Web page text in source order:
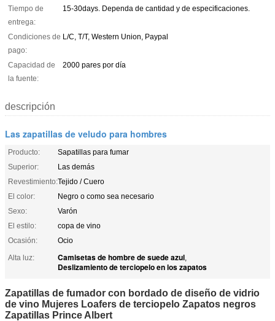
Tiempo de
entrega:
15-30days. Dependa de cantidad y de especificaciones.
Condiciones de
pago:
L/C, T/T, Western Union, Paypal
Capacidad de
la fuente:
2000 pares por día
descripción
Las zapatillas de veludo para hombres
Producto:
Sapatillas para fumar
Superior:
Las demás
Revestimiento:Tejido / Cuero
El color:
Negro o como sea necesario
Sexo:
Varón
El estilo:
copa de vino
Ocasión:
Ocio
Alta luz:
Camisetas de hombre de suede azul,
Deslizamiento de terciopelo en los zapatos
Zapatillas de fumador con bordado de diseño de vidrio
de vino Mujeres Loafers de terciopelo Zapatos negros
Zapatillas Prince Albert